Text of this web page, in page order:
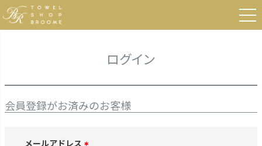
HOME ログイン
ログイン
会員登録がお済みのお客様
メールアドレス